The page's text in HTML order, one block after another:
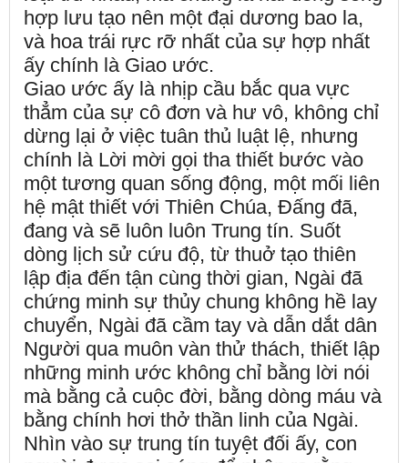
hợp lưu tạo nên một đại dương bao la,
và hoa trái rực rỡ nhất của sự hợp nhất
ấy chính là Giao ước.
Giao ước ấy là nhịp cầu bắc qua vực
thẳm của sự cô đơn và hư vô, không chỉ
dừng lại ở việc tuân thủ luật lệ, nhưng
chính là Lời mời gọi tha thiết bước vào
một tương quan sống động, một mối liên
hệ mật thiết với Thiên Chúa, Đấng đã,
đang và sẽ luôn luôn Trung tín. Suốt
dòng lịch sử cứu độ, từ thuở tạo thiên
lập địa đến tận cùng thời gian, Ngài đã
chứng minh sự thủy chung không hề lay
chuyển, Ngài đã cầm tay và dẫn dắt dân
Người qua muôn vàn thử thách, thiết lập
những minh ước không chỉ bằng lời nói
mà bằng cả cuộc đời, bằng dòng máu và
bằng chính hơi thở thần linh của Ngài.
Nhìn vào sự trung tín tuyệt đối ấy, con